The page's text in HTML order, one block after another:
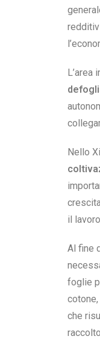
L’area
Nello
il
Al fine
foglie
che